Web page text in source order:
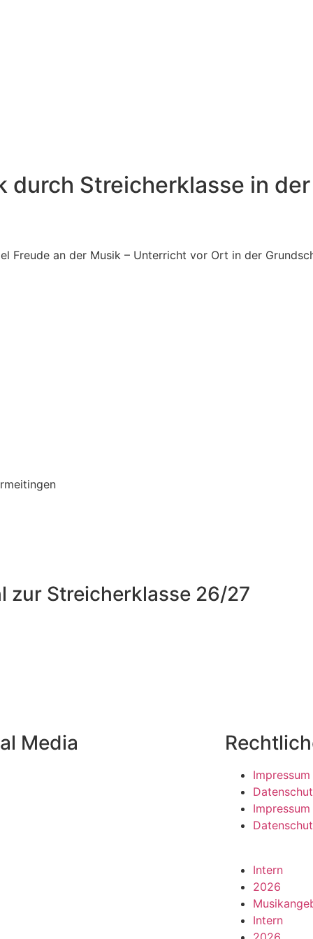
durch Streicherklasse in
Freude an der Musik – Unterricht vor Ort in der
zur Streicherklasse 26/27
Media
Impressum
Impressum
Intern
2026
Intern